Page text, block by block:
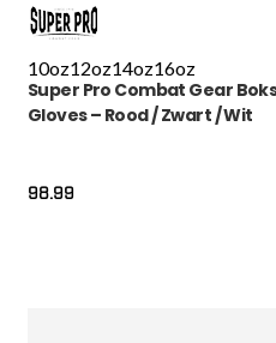
10oz12oz14oz16oz
Super Pro Combat Gear
Gloves – Rood / Zwart / Wit
98.99